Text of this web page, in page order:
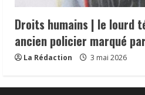
Droits humains | le lourd
ancien policier marqué
La Rédaction 3 mai 2026